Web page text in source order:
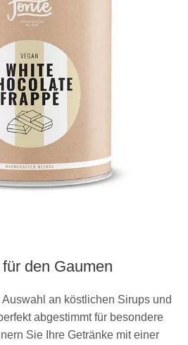
den Gaumen
an köstlichen Sirups und
abgestimmt für besondere
Sie Ihre Getränke mit einer